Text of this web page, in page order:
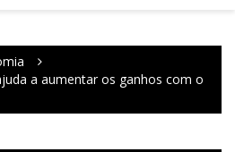
a aumentar os ganhos com o